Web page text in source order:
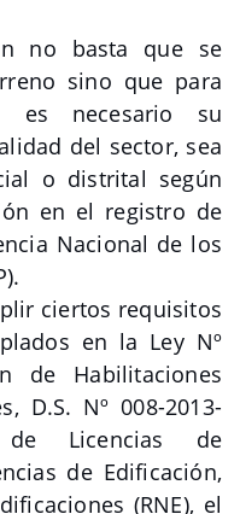
no basta que se
sino que para
es necesario su
del sector, sea
o distrital según
en el registro de
Nacional de los
ciertos requisitos
en la Ley Nº
de Habilitaciones
D.S. Nº 008-2013-
de Licencias de
de Edificación,
(RNE), el